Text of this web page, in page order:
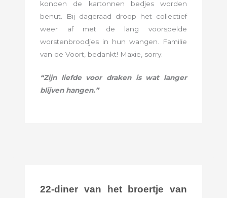
konden de kartonnen bedjes worden
benut. Bij dageraad droop het collectief
weer af met de lang voorspelde
worstenbroodjes in hun wangen. Familie
van de Voort, bedankt! Maxie, sorry.
“Zijn liefde voor draken is wat langer
blijven hangen.”
22-diner van het broertje van